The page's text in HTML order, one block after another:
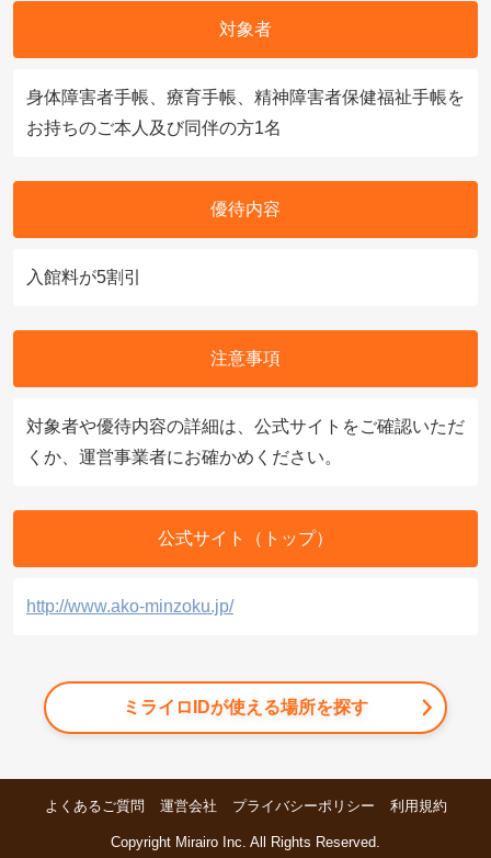
対象者
身体障害者手帳、療育手帳、精神障害者保健福祉手帳を
お持ちのご本人及び同伴の方1名
優待内容
入館料が5割引
注意事項
対象者や優待内容の詳細は、公式サイトをご確認いただ
くか、運営事業者にお確かめください。
公式サイト（トップ）
http://www.ako-minzoku.jp/
ミライロIDが使える場所を探す
よくあるご質問 運営会社 プライバシーポリシー 利用規約
Copyright Mirairo Inc. All Rights Reserved.